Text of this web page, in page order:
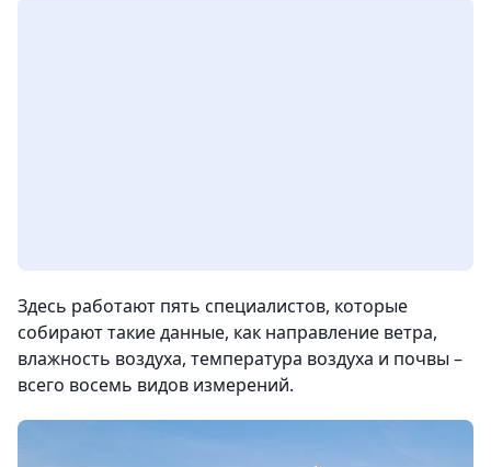
Здесь работают пять специалистов, которые
собирают такие данные, как направление ветра,
влажность воздуха, температура воздуха и почвы –
всего восемь видов измерений.